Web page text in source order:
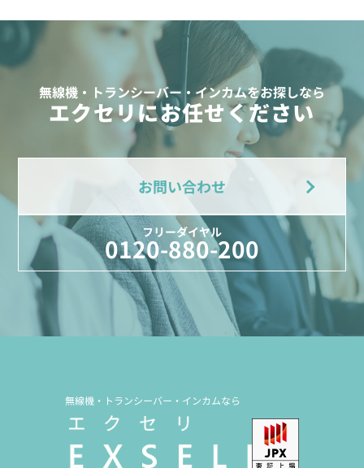
無線機・トランシーバー・インカムをお探しなら
エクセリにお任せください
お問い合わせ
フリーダイヤル
0120-880-200
無線機・トランシーバー・インカムなら